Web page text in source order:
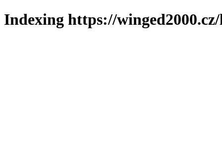
Indexing https://